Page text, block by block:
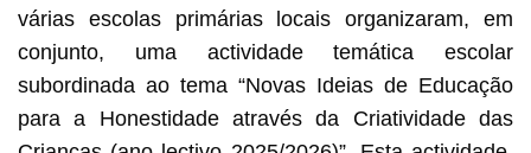
várias escolas primárias locais organizaram, em
conjunto, uma actividade temática escolar
subordinada ao tema “Novas Ideias de Educação
para a Honestidade através da Criatividade das